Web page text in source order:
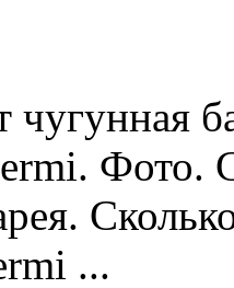
чугунная
Фото.
...